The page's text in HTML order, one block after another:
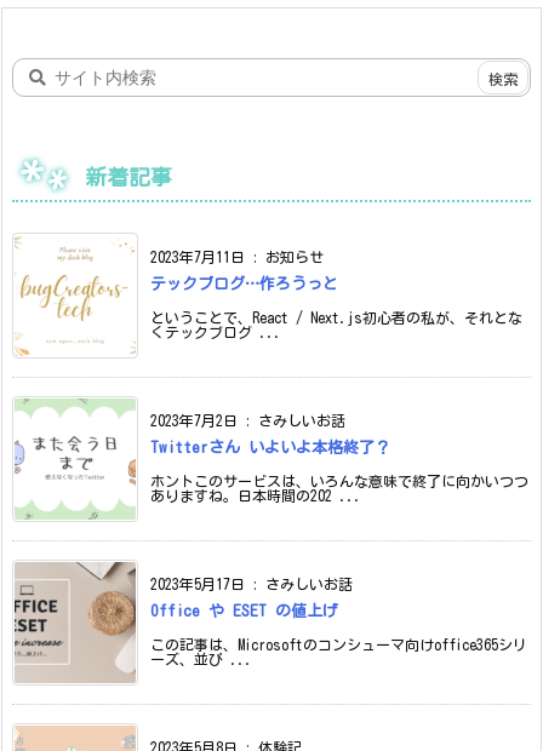
新着記事
2023年7月11日 : お知らせ
テックブログ…作ろうっと
ということで、React / Next.js初心者の私が、それとな
くテックブログ ...
2023年7月2日 : さみしいお話
Twitterさん いよいよ本格終了？
ホントこのサービスは、いろんな意味で終了に向かいつつ
ありますね。日本時間の202 ...
2023年5月17日 : さみしいお話
Office や ESET の値上げ
この記事は、Microsoftのコンシューマ向けoffice365シリ
ーズ、並び ...
2023年5月8日 : 体験記